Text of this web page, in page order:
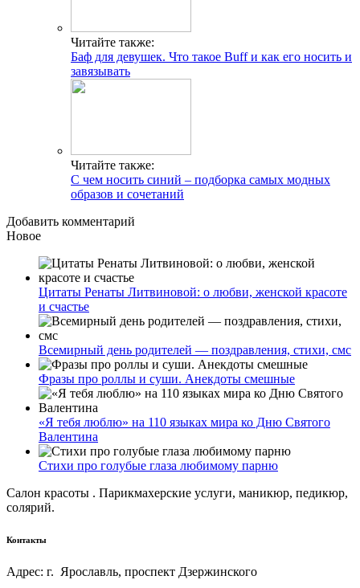
Читайте также:
Баф для девушек. Что такое Buff и как его носить и
завязывать
Читайте также:
С чем носить синий – подборка самых модных
образов и сочетаний
Добавить комментарий
Новое
Цитаты Ренаты Литвиновой: о любви, женской красоте
и счастье
Всемирный день родителей — поздравления, стихи, смс
Фразы про роллы и суши. Анекдоты смешные
«Я тебя люблю» на 110 языках мира ко Дню Святого
Валентина
Стихи про голубые глаза любимому парню
Салон красоты . Парикмахерские услуги, маникюр, педикюр,
солярий.
Контакты
Адрес: г. Ярославль, проспект Дзержинского